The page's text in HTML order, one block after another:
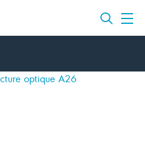
optique A26